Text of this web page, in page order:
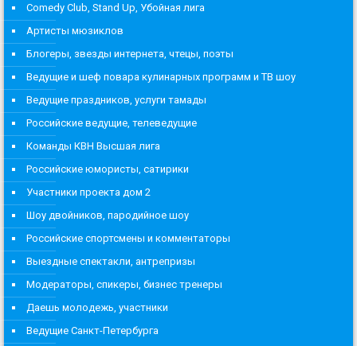
Comedy Club, Stand Up, Убойная лига
Артисты мюзиклов
Блогеры, звезды интернета, чтецы, поэты
Ведущие и шеф повара кулинарных программ и ТВ шоу
Ведущие праздников, услуги тамады
Российские ведущие, телеведущие
Команды КВН Высшая лига
Российские юмористы, сатирики
Участники проекта дом 2
Шоу двойников, пародийное шоу
Российские спортсмены и комментаторы
Выездные спектакли, антрепризы
Модераторы, спикеры, бизнес тренеры
Даешь молодежь, участники
Ведущие Санкт-Петербурга